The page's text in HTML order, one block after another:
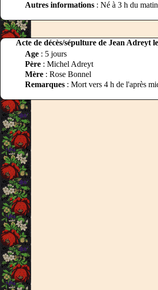
Autres informations : Né à 3 h du
Acte de décès/sépulture de Jean Adreyt
Age : 5 jours
Père : Michel Adreyt
Mère : Rose Bonnel
Remarques : Mort vers 4 h de l'après